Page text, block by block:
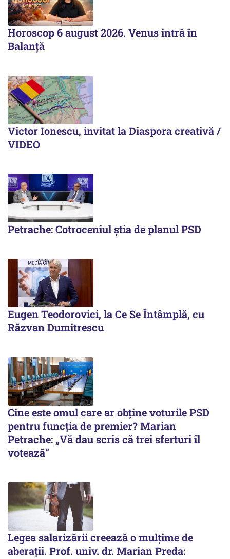
Horoscop 6 august 2026. Venus intră în
Balanță
Victor Ionescu, invitat la Diaspora creativă /
VIDEO
Petrache: Cotroceniul știa de planul PSD
Eugen Teodorovici, la Ce Se Întâmplă, cu
Răzvan Dumitrescu
Cine este omul care ar obține voturile PSD
pentru funcția de premier? Marian
Petrache: „Vă dau scris că trei sferturi îl
votează”
Legea salarizării creează o mulțime de
aberații. Prof. univ. dr. Marian Preda: